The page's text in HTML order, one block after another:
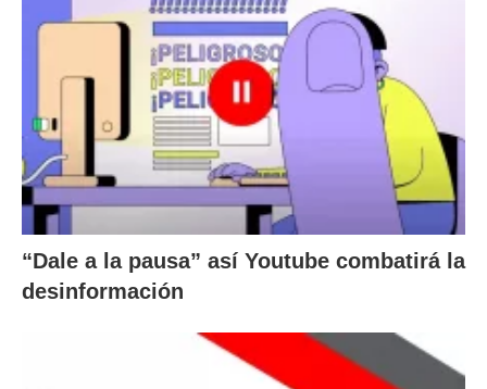
“Dale a la pausa” así Youtube combatirá la
desinformación